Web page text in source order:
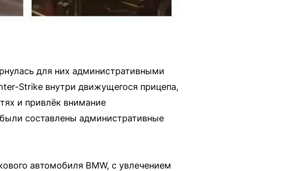
для них административными
Strike внутри движущегося прицепа,
и привлёк внимание
составлены административные
автомобиля BMW, с увлечением